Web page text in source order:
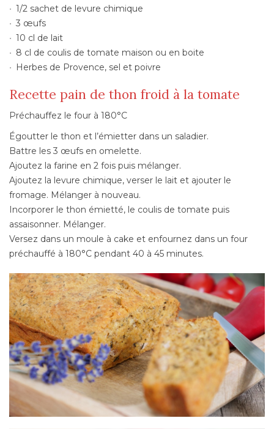
1/2 sachet de levure chimique
3 œufs
10 cl de lait
8 cl de coulis de tomate maison ou en boite
Herbes de Provence, sel et poivre
Recette pain de thon froid à la tomate
Préchauffez le four à 180°C
Égoutter le thon et l’émietter dans un saladier.
Battre les 3 œufs en omelette.
Ajoutez la farine en 2 fois puis mélanger.
Ajoutez la levure chimique, verser le lait et ajouter le
fromage. Mélanger à nouveau.
Incorporer le thon émietté, le coulis de tomate puis
assaisonner. Mélanger.
Versez dans un moule à cake et enfournez dans un four
préchauffé à 180°C pendant 40 à 45 minutes.